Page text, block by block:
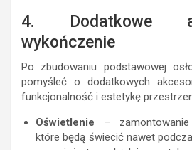
4. Dodatkowe
wykończenie
Po zbudowaniu podstawowej
pomyśleć o dodatkowych
funkcjonalność i estetykę
Oświetlenie – zamontowanie
które będą świecić nawet